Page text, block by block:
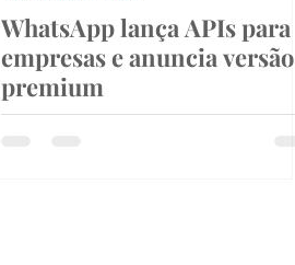
WhatsApp lança APIs para
empresas e anuncia versão
premium